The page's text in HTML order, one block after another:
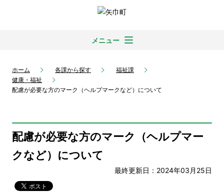
メニュー
ホーム 各課から探す
福祉課
健康・福祉
配慮が必要な方のマーク（ヘルプマークなど）について
配慮が必要な方のマーク（ヘルプマー
クなど）について
最終更新日：2024年03月25日